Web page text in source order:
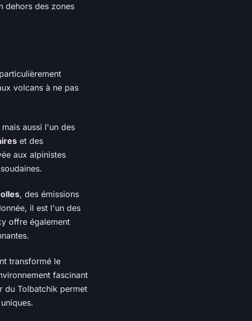
dehors des zones
volcans à ne pas
aussi l'un des
et des
aux alpinistes
, des émissions
il est l'un des
offre également
transformé le
fascinant
du Tolbatchik permet